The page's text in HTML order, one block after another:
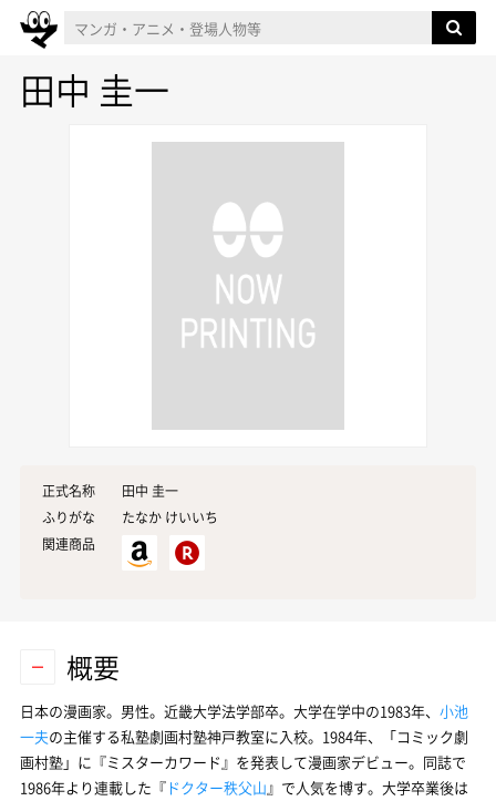
田中 圭一
正式名称
田中 圭一
ふりがな
たなか けいいち
関連商品
概要
日本の漫画家。男性。近畿大学法学部卒。大学在学中の1983年、 小池
一夫の主催する私塾劇画村塾神戸教室に入校。1984年、「コミック劇
画村塾」に『ミスターカワード』を発表して漫画家デビュー。同誌で
1986年より連載した『 ドクター秩父山』で人気を博す。大学卒業後は